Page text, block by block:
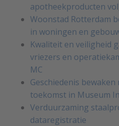
apotheekproducten
Woonstad Rotterdam
in woningen en
Kwaliteit en veiligheid
vriezers en
MC
Geschiedenis
toekomst in Museum
Verduurzaming
dataregistratie